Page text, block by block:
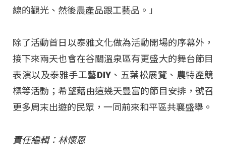
線的觀光、然後農產品跟工藝品。」
除了活動首日以泰雅文化做為活動開場的序幕外，
接下來兩天也會在谷關溫泉區有更盛大的舞台節目
表演以及泰雅手工藝DIY、五葉松展覽、農特產競
標等活動；希望藉由這幾天豐富的節目安排，號召
更多周末出遊的民眾，一同前來和平區共襄盛舉。
責任編輯：林懷恩